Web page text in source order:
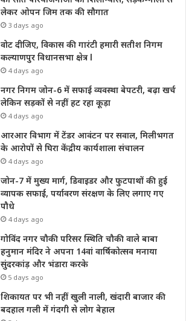
लेकर ओपन जिम तक की सौगात
3 days ago
वोट दीजिए, विकास की गारंटी हमारी सतीश निगम
कल्याणपुर विधानसभा क्षेत्र l
4 days ago
नगर निगम जोन-6 में सफाई व्यवस्था बेपटरी, बढ़ा खर्च
लेकिन सड़कों से नहीं हट रहा कूड़ा
4 days ago
आरआर विभाग में टेंडर आवंटन पर सवाल, मिलीभगत
के आरोपों से घिरा केंद्रीय कार्यशाला संचालन
4 days ago
जोन-7 में मुख्य मार्ग, डिवाइडर और फुटपाथों की हुई
व्यापक सफाई, पर्यावरण संरक्षण के लिए लगाए गए
पौधे
4 days ago
गोविंद नगर चौकी परिसर स्थिति चौकी वाले बाबा
हनुमान मंदिर ने अपना 14वां वार्षिकोत्सव मनाया
सुंदरकांड़ और भंडारा करके
5 days ago
शिकायत पर भी नहीं खुली नाली, खंदारी बाजार की
बदहाल गली में गंदगी से लोग बेहाल